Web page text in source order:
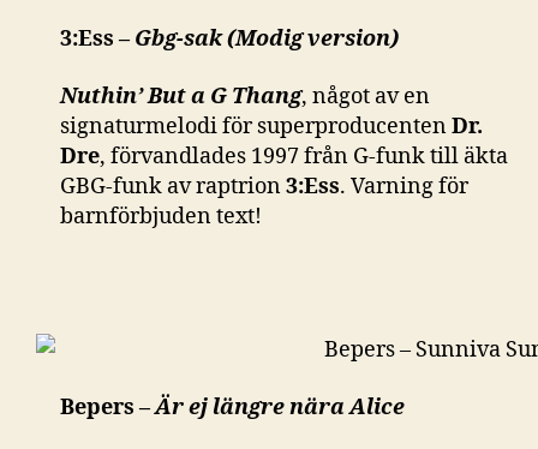
3:Ess – Gbg-sak (Modig version)
Nuthin’ But a G Thang, något av en
signaturmelodi för superproducentenDr.
Dre, förvandlades 1997 från G-funk till äkta
GBG-funk av raptrion3:Ess. Varning för
barnförbjuden text!
Bepers –Är ej längre nära Alice